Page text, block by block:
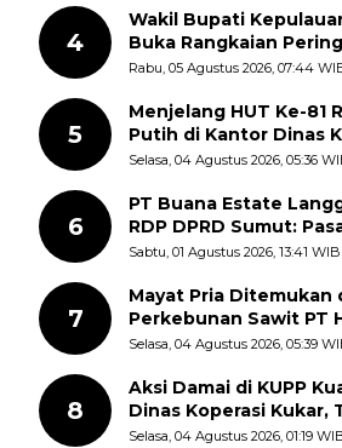
4
Wakil Bupati
Buka Rangkaian
Kemerdekaan RI, ASN
Rabu, 05 Agustus 2026, 07:44
5
Menjelang HUT Ke-81
Putih di Kantor Dinas
Disorot Warga
Selasa, 04 Agustus 2026, 05:36
6
PT Buana Estate
RDP DPRD Sumut:
Batas Sepihak Tanpa
Sabtu, 01 Agustus 2026, 13:41 WIB
7
Mayat Pria Ditemukan
Perkebunan Sawit PT
Polisi Selidiki
Selasa, 04 Agustus 2026, 05:39
8
Aksi Damai di KUPP
Dinas Koperasi Kukar,
dan Kesempatan Kerja
Selasa, 04 Agustus 2026, 01:19